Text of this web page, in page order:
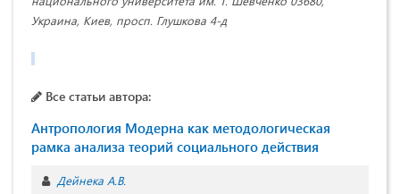
Украина, Киев, просп. Глушкова 4-д
Все статьи автора:
Антропология Модерна как методологическая
рамка анализа теорий социального действия
Дейнека А.В.